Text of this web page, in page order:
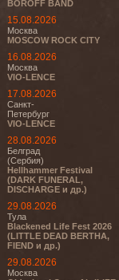
BOROFF BAND
15.08.2026
Москва
MOSCOW ROCK CITY
16.08.2026
Москва
VIO-LENCE
17.08.2026
Санкт-
Петербург
VIO-LENCE
28.08.2026
Белград
(Сербия)
Hellhammer Festival
(DARK FUNERAL,
DISCHARGE и др.)
29.08.2026
Тула
Blackened Life Fest 2026
(LITTLE DEAD BERTHA,
FIEND и др.)
29.08.2026
Москва